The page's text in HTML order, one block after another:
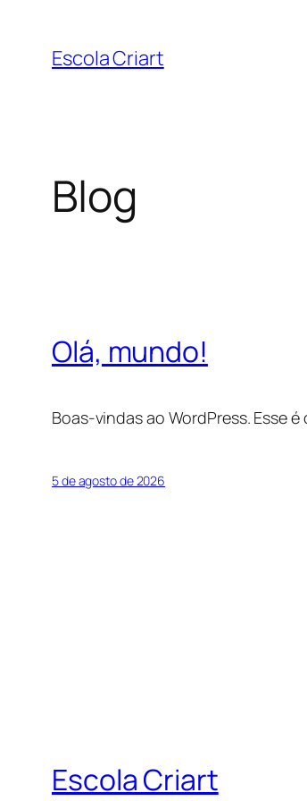
Escola Criart
Blog
Olá, mundo!
Boas-vindas ao WordPress. Esse
5 de agosto de 2026
Escola Criart